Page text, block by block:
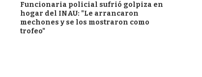
Funcionaria policial sufrió golpiza en
hogar del INAU: "Le arrancaron
mechones y se los mostraron como
trofeo"